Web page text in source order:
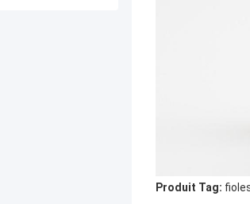
Produit Tag: